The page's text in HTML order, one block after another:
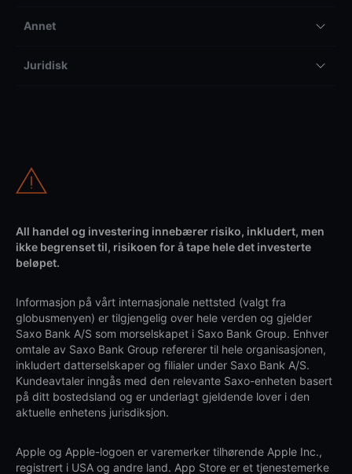
Annet
Juridisk
All handel og investering innebærer risiko, inkludert, men
ikke begrenset til, risikoen for å tape hele det investerte
beløpet.
Informasjon på vårt internasjonale nettsted (valgt fra
globusmenyen) er tilgjengelig over hele verden og gjelder
Saxo Bank A/S som morselskapet i Saxo Bank Group. Enhver
omtale av Saxo Bank Group refererer til hele organisasjonen,
inkludert datterselskaper og filialer under Saxo Bank A/S.
Kundeavtaler inngås med den relevante Saxo-enheten basert
på ditt bostedsland og er underlagt gjeldende lover i den
aktuelle enhetens jurisdiksjon.
Apple og Apple-logoen er varemerker tilhørende Apple Inc.,
registrert i USA og andre land. App Store er et tjenestemerke